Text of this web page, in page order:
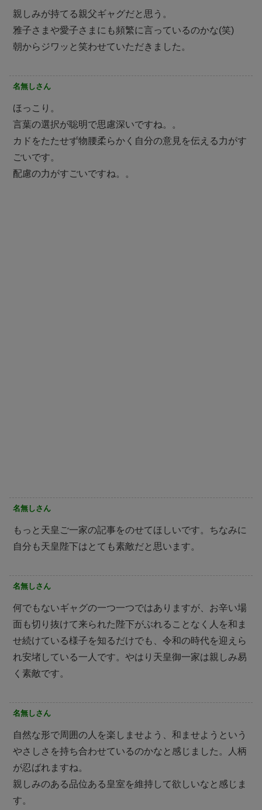
親しみが持てる親父ギャグだと思う。
雅子さまや愛子さまにも頻繁に言っているのかな(笑)
朝からジワッと笑わせていただきました。
名無しさん
ほっこり。
言葉の選択が聡明で思慮深いですね。。
カドをたたせず物腰柔らかく自分の意見を伝える力がす
ごいです。
配慮の力がすごいですね。。
名無しさん
もっと天皇ご一家の記事をのせてほしいです。ちなみに
自分も天皇陛下はとても素敵だと思います。
名無しさん
何でもないギャグの一つ一つではありますが、お辛い場
面も切り抜けて来られた陛下がぶれることなく人を和ま
せ続けている様子を知るだけでも、令和の時代を迎えら
れ安堵している一人です。やはり天皇御一家は親しみ易
く素敵です。
名無しさん
自然な形で周囲の人を楽しませよう、和ませようという
やさしさを持ち合わせているのかなと感じました。人柄
が忍ばれますね。
親しみのある品位ある皇室を維持して欲しいなと感じま
す。